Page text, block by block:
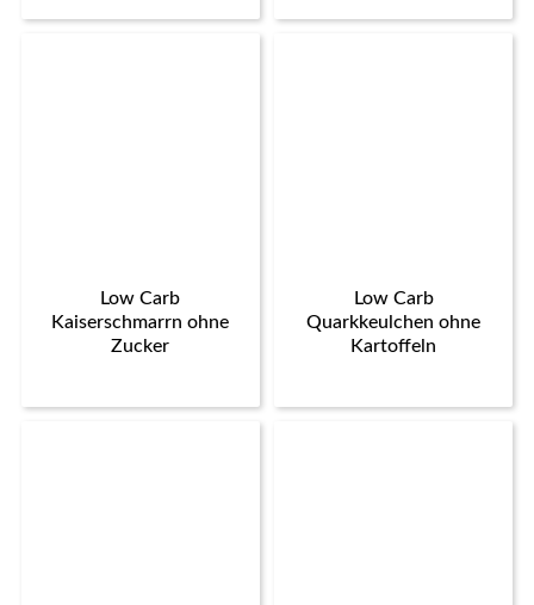
Low Carb
Kaiserschmarrn ohne
Zucker
Low Carb
Quarkkeulchen ohne
Kartoffeln